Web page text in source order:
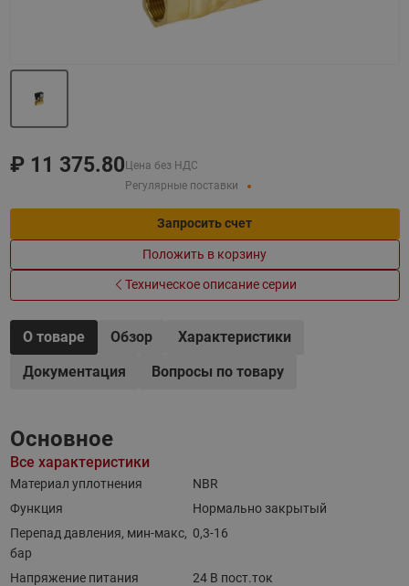
₽ 11 375.80 Цена без НДС
Регулярные поставки
Запросить счет
Положить в корзину
Техническое описание серии
О товаре Обзор
Характеристики
Документация
Вопросы по товару
Основное
Все характеристики
Материал уплотнения
NBR
Функция
Нормально закрытый
Перепад давления, мин-макс,
бар
0,3-16
Напряжение питания
24 В пост.ток